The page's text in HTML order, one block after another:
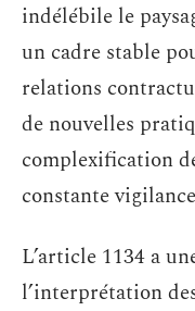
indélébile le
un cadre stable
relations
de nouvelles
complexification
constante
L’article 1134 a
l’interprétation